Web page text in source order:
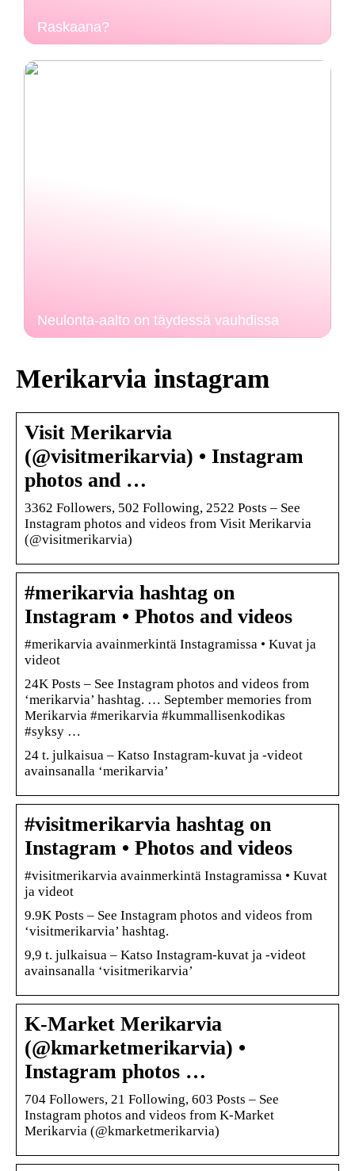
Raskaana?
Neulonta-aalto on täydessä vauhdissa
Merikarvia instagram
Visit Merikarvia
(@visitmerikarvia) • Instagram
photos and …
3362 Followers, 502 Following, 2522 Posts – See
Instagram photos and videos from Visit Merikarvia
(@visitmerikarvia)
#merikarvia hashtag on
Instagram • Photos and videos
#merikarvia avainmerkintä Instagramissa • Kuvat ja
videot
24K Posts – See Instagram photos and videos from
‘merikarvia’ hashtag. … September memories from
Merikarvia #merikarvia #kummallisenkodikas
#syksy …
24 t. julkaisua – Katso Instagram-kuvat ja -videot
avainsanalla ‘merikarvia’
#visitmerikarvia hashtag on
Instagram • Photos and videos
#visitmerikarvia avainmerkintä Instagramissa • Kuvat
ja videot
9.9K Posts – See Instagram photos and videos from
‘visitmerikarvia’ hashtag.
9,9 t. julkaisua – Katso Instagram-kuvat ja -videot
avainsanalla ‘visitmerikarvia’
K-Market Merikarvia
(@kmarketmerikarvia) •
Instagram photos …
704 Followers, 21 Following, 603 Posts – See
Instagram photos and videos from K-Market
Merikarvia (@kmarketmerikarvia)